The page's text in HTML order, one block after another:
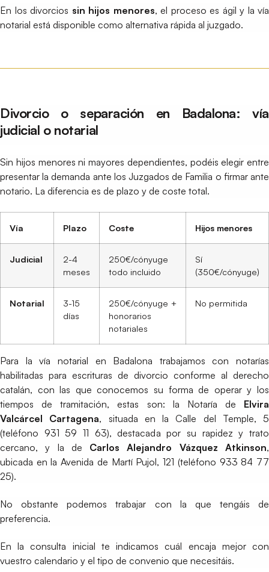
En los divorcios sin hijos menores, el proceso es ágil y la vía
notarial está disponible como alternativa rápida al juzgado.
Divorcio o separación en Badalona: vía
judicial o notarial
Sin hijos menores ni mayores dependientes, podéis elegir entre
presentar la demanda ante los Juzgados de Familia o firmar ante
notario. La diferencia es de plazo y de coste total.
Vía Plazo Coste Hijos menores
Judicial
2-4
meses
250€/cónyuge
todo incluido
Sí
(350€/cónyuge)
Notarial
3-15
días
250€/cónyuge +
honorarios
notariales
No permitida
Para la vía notarial en Badalona trabajamos con notarías
habilitadas para escrituras de divorcio conforme al derecho
catalán, con las que conocemos su forma de operar y los
tiempos de tramitación, estas son: la Notaría de Elvira
Valcárcel Cartagena, situada en la Calle del Temple, 5
(teléfono 931 59 11 63), destacada por su rapidez y trato
cercano, y la de Carlos Alejandro Vázquez Atkinson,
ubicada en la Avenida de Martí Pujol, 121 (teléfono 933 84 77
25).
No obstante podemos trabajar con la que tengáis de
preferencia.
En la consulta inicial te indicamos cuál encaja mejor con
vuestro calendario y el tipo de convenio que necesitáis.